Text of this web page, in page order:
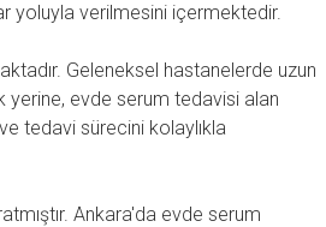
yoluyla verilmesini içermektedir.
Geleneksel hastanelerde uzun
yerine, evde serum tedavisi alan
tedavi sürecini kolaylıkla
Ankara'da evde serum